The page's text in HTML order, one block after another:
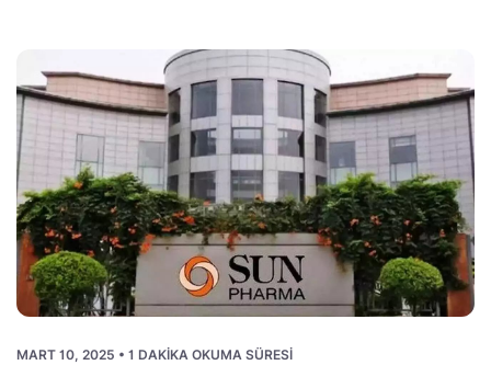
MART 10, 2025 • 1 DAKIKA OKUMA SÜRESI